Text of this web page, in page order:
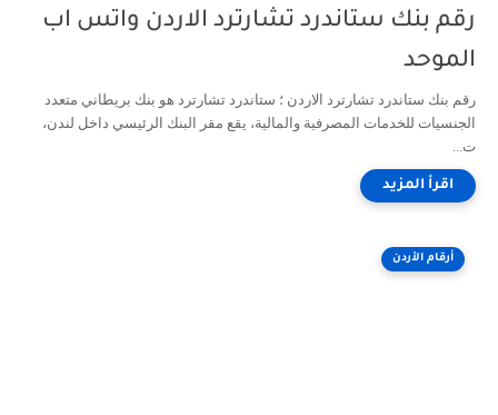
رقم بنك ستاندرد تشارترد الاردن واتس اب
الموحد
رقم بنك ستاندرد تشارترد الاردن ؛ ستاندرد تشارترد هو بنك بريطاني متعدد
الجنسيات للخدمات المصرفية والمالية، يقع مقر البنك الرئيسي داخل لندن،
ت...
أرقام الأردن